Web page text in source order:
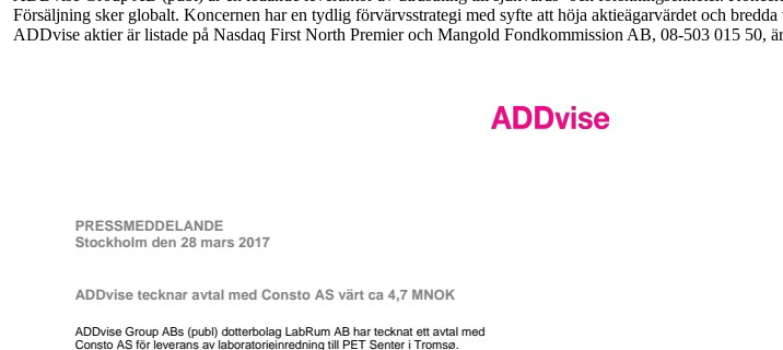
Försäljning sker globalt. Koncernen har en tydlig förvärvsstrategi med syfte att höja aktieägarvärdet och
ADDvise aktier är listade på Nasdaq First North Premier och Mangold Fondkommission AB, 08-503 015 50,